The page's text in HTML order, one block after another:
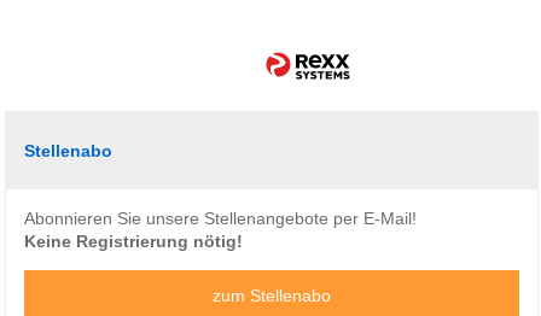
Stellenabo
Abonnieren Sie unsere Stellenangebote per E-Mail!
Keine Registrierung nötig!
zum Stellenabo